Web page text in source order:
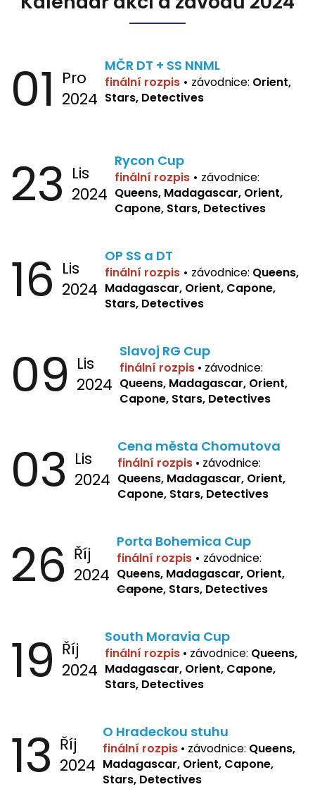
01 Pro
2024
MČR DT + SS NNML
finální rozpis • závodnice: Orient,
Stars, Detectives
23 Lis
2024
Rycon Cup
finální rozpis • závodnice:
Queens, Madagascar, Orient,
Capone, Stars, Detectives
16 Lis
2024
OP SS a DT
finální rozpis • závodnice: Queens,
Madagascar, Orient, Capone,
Stars, Detectives
09 Lis
2024
Slavoj RG Cup
finální rozpis • závodnice:
Queens, Madagascar, Orient,
Capone, Stars, Detectives
03 Lis
2024
Cena města Chomutova
finální rozpis • závodnice:
Queens, Madagascar, Orient,
Capone, Stars, Detectives
26 Říj
2024
Porta Bohemica Cup
finální rozpis • závodnice:
Queens, Madagascar, Orient,
Capone, Stars, Detectives
19 Říj
2024
South Moravia Cup
finální rozpis • závodnice: Queens,
Madagascar, Orient, Capone,
Stars, Detectives
13 Říj
2024
O Hradeckou stuhu
finální rozpis • závodnice: Queens,
Madagascar, Orient, Capone,
Stars, Detectives